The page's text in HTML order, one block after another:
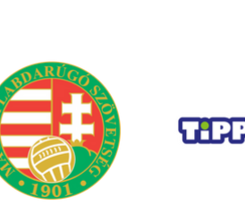
Nyári információk (FRISSÜL)